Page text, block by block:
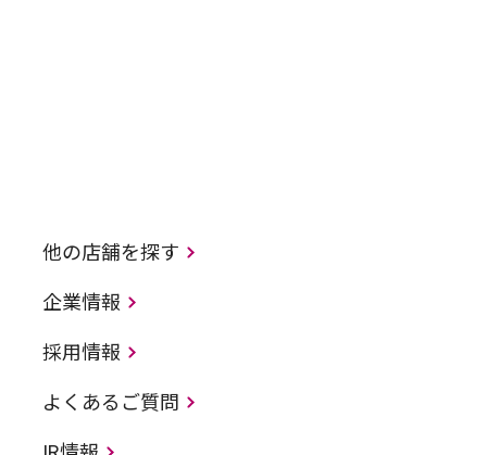
他の店舗を探す
企業情報
採用情報
よくあるご質問